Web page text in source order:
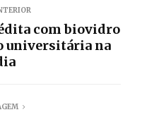
com biovidro
universitária na